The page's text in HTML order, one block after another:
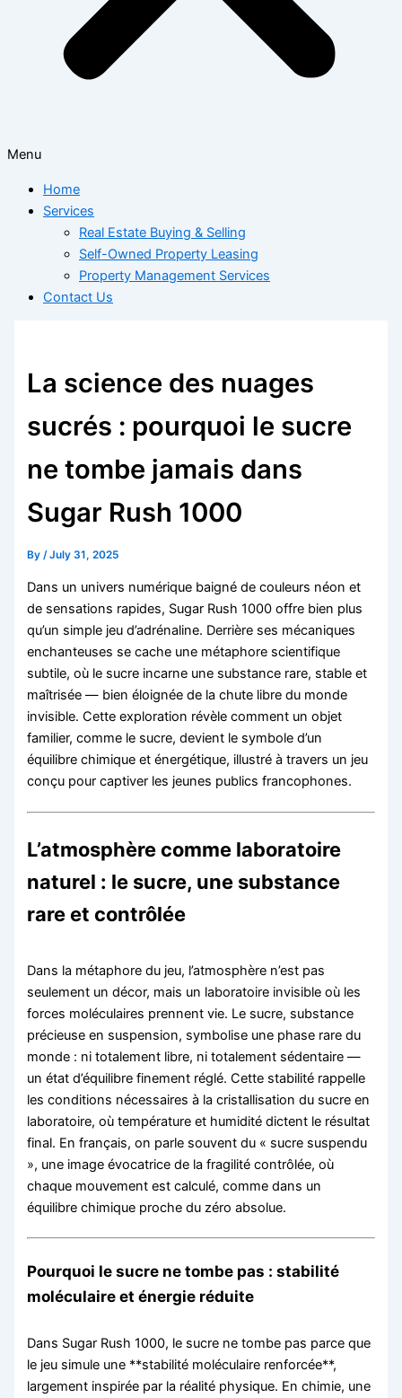
Menu
Home
Services
Real Estate Buying & Selling
Self-Owned Property Leasing
Property Management Services
Contact Us
La science des nuages
sucrés : pourquoi le sucre
ne tombe jamais dans
Sugar Rush 1000
By/July 31, 2025
Dans un univers numérique baigné de couleurs néon et
de sensations rapides, Sugar Rush 1000 offre bien plus
qu’un simple jeu d’adrénaline. Derrière ses mécaniques
enchanteuses se cache une métaphore scientifique
subtile, où le sucre incarne une substance rare, stable et
maîtrisée — bien éloignée de la chute libre du monde
invisible. Cette exploration révèle comment un objet
familier, comme le sucre, devient le symbole d’un
équilibre chimique et énergétique, illustré à travers un jeu
conçu pour captiver les jeunes publics francophones.
L’atmosphère comme laboratoire
naturel : le sucre, une substance
rare et contrôlée
Dans la métaphore du jeu, l’atmosphère n’est pas
seulement un décor, mais un laboratoire invisible où les
forces moléculaires prennent vie. Le sucre, substance
précieuse en suspension, symbolise une phase rare du
monde : ni totalement libre, ni totalement sédentaire —
un état d’équilibre finement réglé. Cette stabilité rappelle
les conditions nécessaires à la cristallisation du sucre en
laboratoire, où température et humidité dictent le résultat
final. En français, on parle souvent du « sucre suspendu
», une image évocatrice de la fragilité contrôlée, où
chaque mouvement est calculé, comme dans un
équilibre chimique proche du zéro absolue.
Pourquoi le sucre ne tombe pas : stabilité
moléculaire et énergie réduite
Dans Sugar Rush 1000, le sucre ne tombe pas parce que
le jeu simule une **stabilité moléculaire renforcée**,
largement inspirée par la réalité physique. En chimie, une